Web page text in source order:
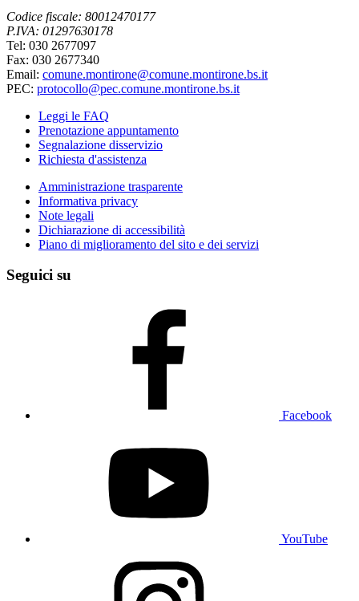
Codice fiscale: 80012470177
P.IVA: 01297630178
Tel: 030 2677097
Fax: 030 2677340
Email: comune.montirone@comune.montirone.bs.it
PEC: protocollo@pec.comune.montirone.bs.it
Leggi le FAQ
Prenotazione appuntamento
Segnalazione disservizio
Richiesta d'assistenza
Amministrazione trasparente
Informativa privacy
Note legali
Dichiarazione di accessibilità
Piano di miglioramento del sito e dei servizi
Seguici su
Facebook
YouTube